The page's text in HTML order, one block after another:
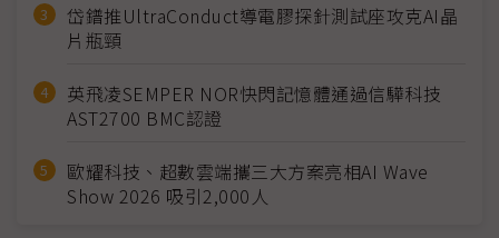
岱鐠推UltraConduct導電膠探針測試座攻克AI晶
片瓶頸
英飛凌SEMPER NOR快閃記憶體通過信驊科技
AST2700 BMC認證
歐耀科技、超數雲端攜三大方案亮相AI Wave
Show 2026 吸引2,000人